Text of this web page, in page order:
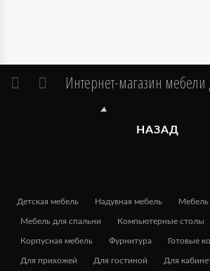
Интернет-магазин мебели
НАЗАД
Детская мебель Надувная мебель Мебель
Мебель для спальни Компьютерные столы
Корпусная мебель Фурнитура Готовые
Для прихожей Для гостиной Для